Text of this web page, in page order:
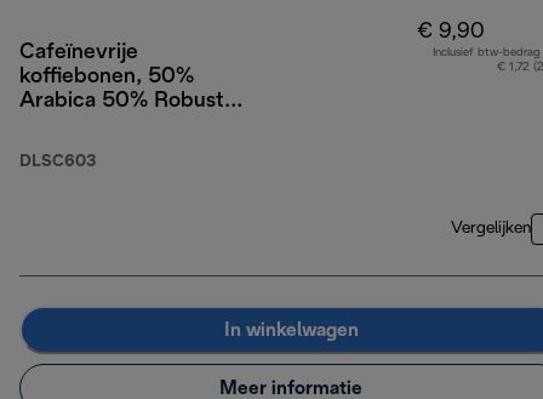
Cafeïnevrije
koffiebonen, 50%
Arabica 50% Robusta,
DLSC603
€ 9,90
Inclusief btw-bedrag
€ 1,72
Vergelijken
In winkelwagen
Meer informatie